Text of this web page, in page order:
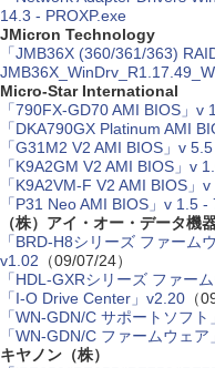
14.3 - PROXP.exe
JMicron Technology
「JMB36X (360/361/363)
Micro-Star International
「790FX-GD70 AMI BIOS」v
「DKA790GX Platinum AMI
「G31M2 V2 AMI BIOS」v
「K9A2GM V2 AMI BIOS」v
「K9A2VM-F V2 AMI BIOS」
「P31 Neo AMI BIOS」v 1.5
（株）アイ・オー・データ機
「BRD-H8シリーズ ファーム
v1.02 （09/07/24）
「HDL-GXRシリーズ ファー
「I-O Drive Center」v2.20（
「WN-GDN/C サポートソフト
「WN-GDN/C ファームウェ
キヤノン（株）